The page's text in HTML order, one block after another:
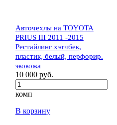
Авточехлы на TOYOTA
PRIUS III 2011 -2015
Рестайлинг хэтчбек,
пластик, белый, перфорир.
экокожа
10 000 руб.
комп
В корзину